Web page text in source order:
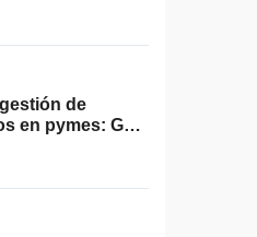
de
en pymes: Guía